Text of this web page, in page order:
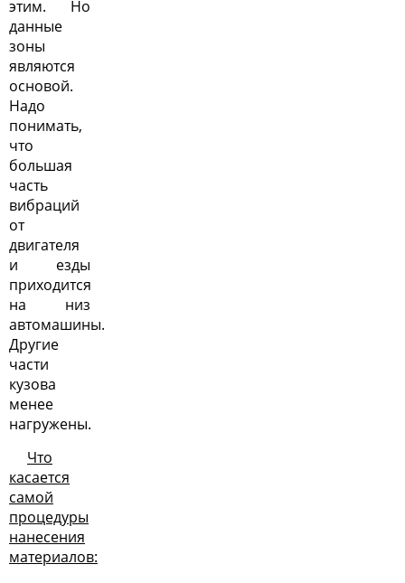
этим. Но
данные
зоны
являются
основой.
Надо
понимать,
что
большая
часть
вибраций
от
двигателя
и езды
приходится
на низ
автомашины.
Другие
части
кузова
менее
нагружены.
Что
касается
самой
процедуры
нанесения
материалов: